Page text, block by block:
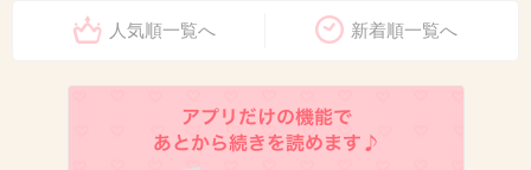
2013/07/02(火) 02:40:29
人気順一覧へ 新着順一覧へ